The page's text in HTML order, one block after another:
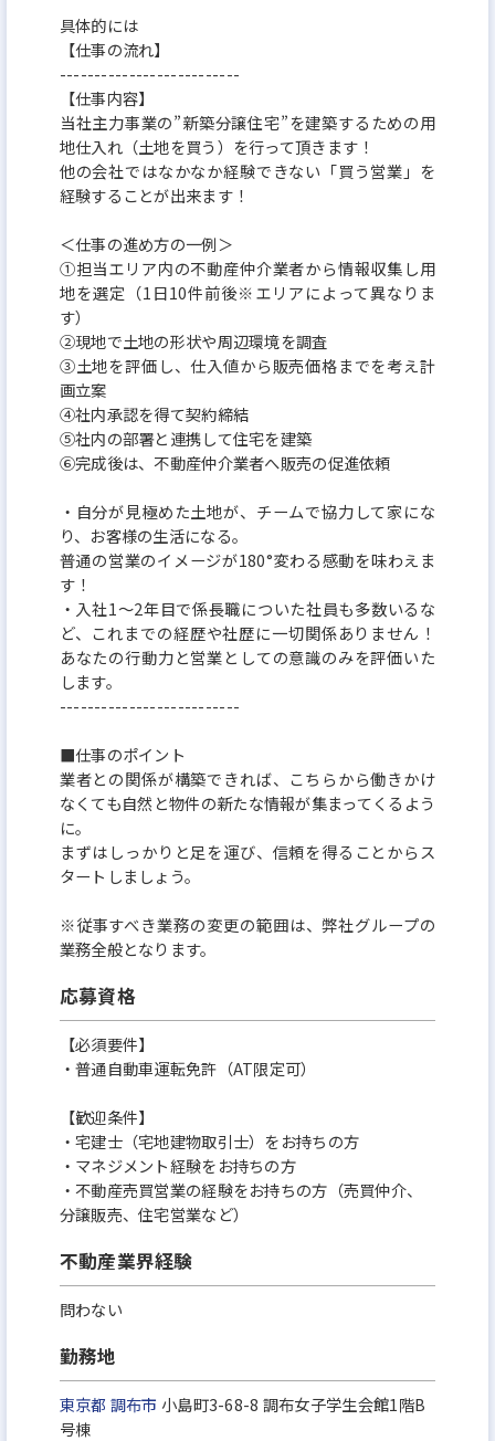
具体的には
【仕事の流れ】
--------------------------
【仕事内容】
当社主力事業の”新築分譲住宅”を建築するための用
地仕入れ（土地を買う）を行って頂きます！
他の会社ではなかなか経験できない「買う営業」を
経験することが出来ます！
＜仕事の進め方の一例＞
①担当エリア内の不動産仲介業者から情報収集し用
地を選定（1日10件前後※エリアによって異なりま
す）
②現地で土地の形状や周辺環境を調査
③土地を評価し、仕入値から販売価格までを考え計
画立案
④社内承認を得て契約締結
⑤社内の部署と連携して住宅を建築
⑥完成後は、不動産仲介業者へ販売の促進依頼
・自分が見極めた土地が、チームで協力して家にな
り、お客様の生活になる。
普通の営業のイメージが180°変わる感動を味わえま
す！
・入社1～2年目で係長職についた社員も多数いるな
ど、これまでの経歴や社歴に一切関係ありません！
あなたの行動力と営業としての意識のみを評価いた
します。
--------------------------
■仕事のポイント
業者との関係が構築できれば、こちらから働きかけ
なくても自然と物件の新たな情報が集まってくるよう
に。
まずはしっかりと足を運び、信頼を得ることからス
タートしましょう。
※従事すべき業務の変更の範囲は、弊社グループの
業務全般となります。
応募資格
【必須要件】
・普通自動車運転免許（AT限定可）
【歓迎条件】
・宅建士（宅地建物取引士）をお持ちの方
・マネジメント経験をお持ちの方
・不動産売買営業の経験をお持ちの方（売買仲介、
分譲販売、住宅営業など）
不動産業界経験
問わない
勤務地
東京都 調布市 小島町3-68-8 調布女子学生会館1階B
号棟